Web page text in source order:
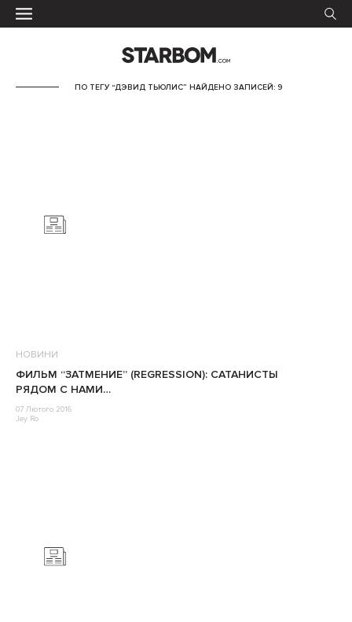
ПО ТЕГУ “ДЭВИД ТЬЮЛИС” НАЙДЕНО ЗАПИСЕЙ: 9
НОВИНИ
ФИЛЬМ “ЗАТМЕНИЕ” (REGRESSION): САТАНИСТЫ
РЯДОМ С НАМИ…
07 Лютого 2016
Jey Ro